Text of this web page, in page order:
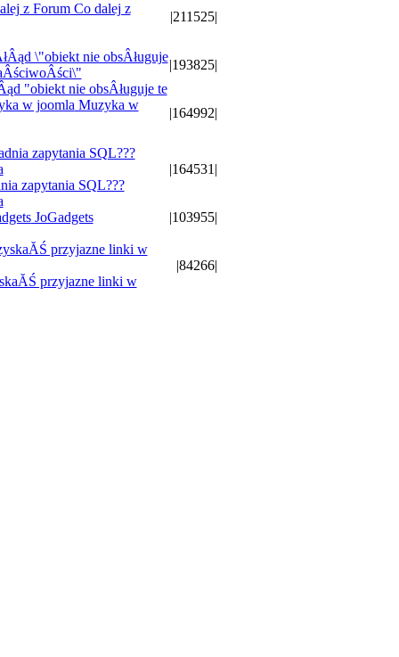
Co dalej z
|211525|
"obiekt nie obsÂługuje te
|193825|
Muzyka w
|164992|
zapytania SQL???
|164531|
JoGadgets |103955|
przyjazne linki w
|84266|